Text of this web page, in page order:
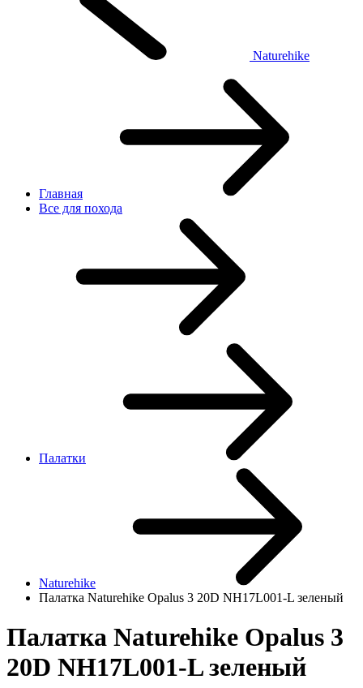
Naturehike
Главная
Все для похода
Палатки
Naturehike
Палатка Naturehike Opalus 3 20D NH17L001-L зеленый
Палатка Naturehike Opalus 3
20D NH17L001-L зеленый